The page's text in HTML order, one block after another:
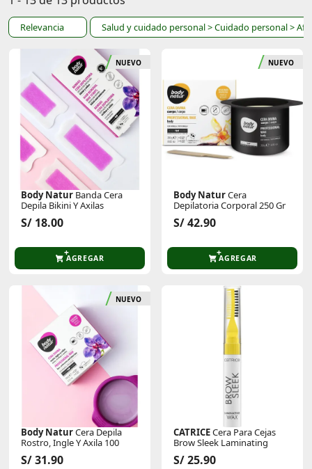
Relevancia Salud y cuidado personal> Cuidado personal>
NUEVO
Body Natur Banda Cera
Depila Bikini Y Axilas
S/ 18.00
AGREGAR
NUEVO
Body NaturCera
Depilatoria Corporal 250 Gr
S/ 42.90
AGREGAR
NUEVO
Body NaturCera Depila
Rostro, Ingle Y Axila 100
S/ 31.90
CATRICECera Para Cejas
Brow Sleek Laminating
S/ 25.90